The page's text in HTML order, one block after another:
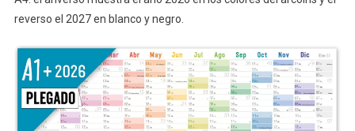
reverso el 2027 en blanco y negro.